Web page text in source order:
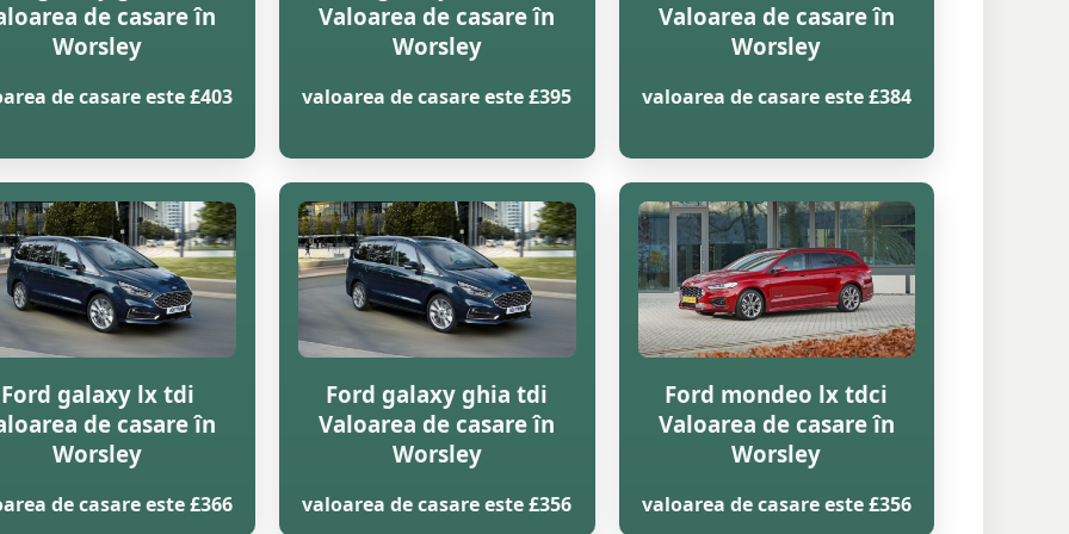
de casare în
Worsley
de casare este £403
Valoarea de casare în
Worsley
valoarea de casare este £395
Valoarea de casare în
Worsley
valoarea de casare este £384
Ford galaxy lx tdi
de casare în
Worsley
de casare este £366
Ford galaxy ghia tdi
Valoarea de casare în
Worsley
valoarea de casare este £356
Ford mondeo lx tdci
Valoarea de casare în
Worsley
valoarea de casare este £356